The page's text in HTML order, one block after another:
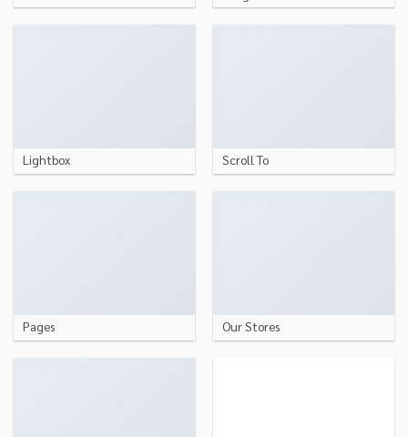
Lightbox Scroll To
Pages Our Stores